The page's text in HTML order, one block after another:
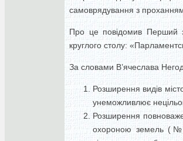
самоврядування з
Про це повідомив Перший
круглого столу:
За словами В’ячеслава
Розширення видів
унеможливлює
Розширення
охороною земель (№